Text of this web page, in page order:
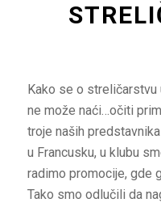
Kako se o streličarstvu
ne može naći…očiti
troje naših
u Francusku, u klubu
radimo promocije, gde
Tako smo odlučili da